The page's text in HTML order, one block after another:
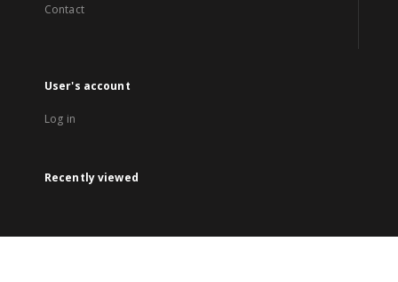
Contact
User's account
Log in
Recently viewed